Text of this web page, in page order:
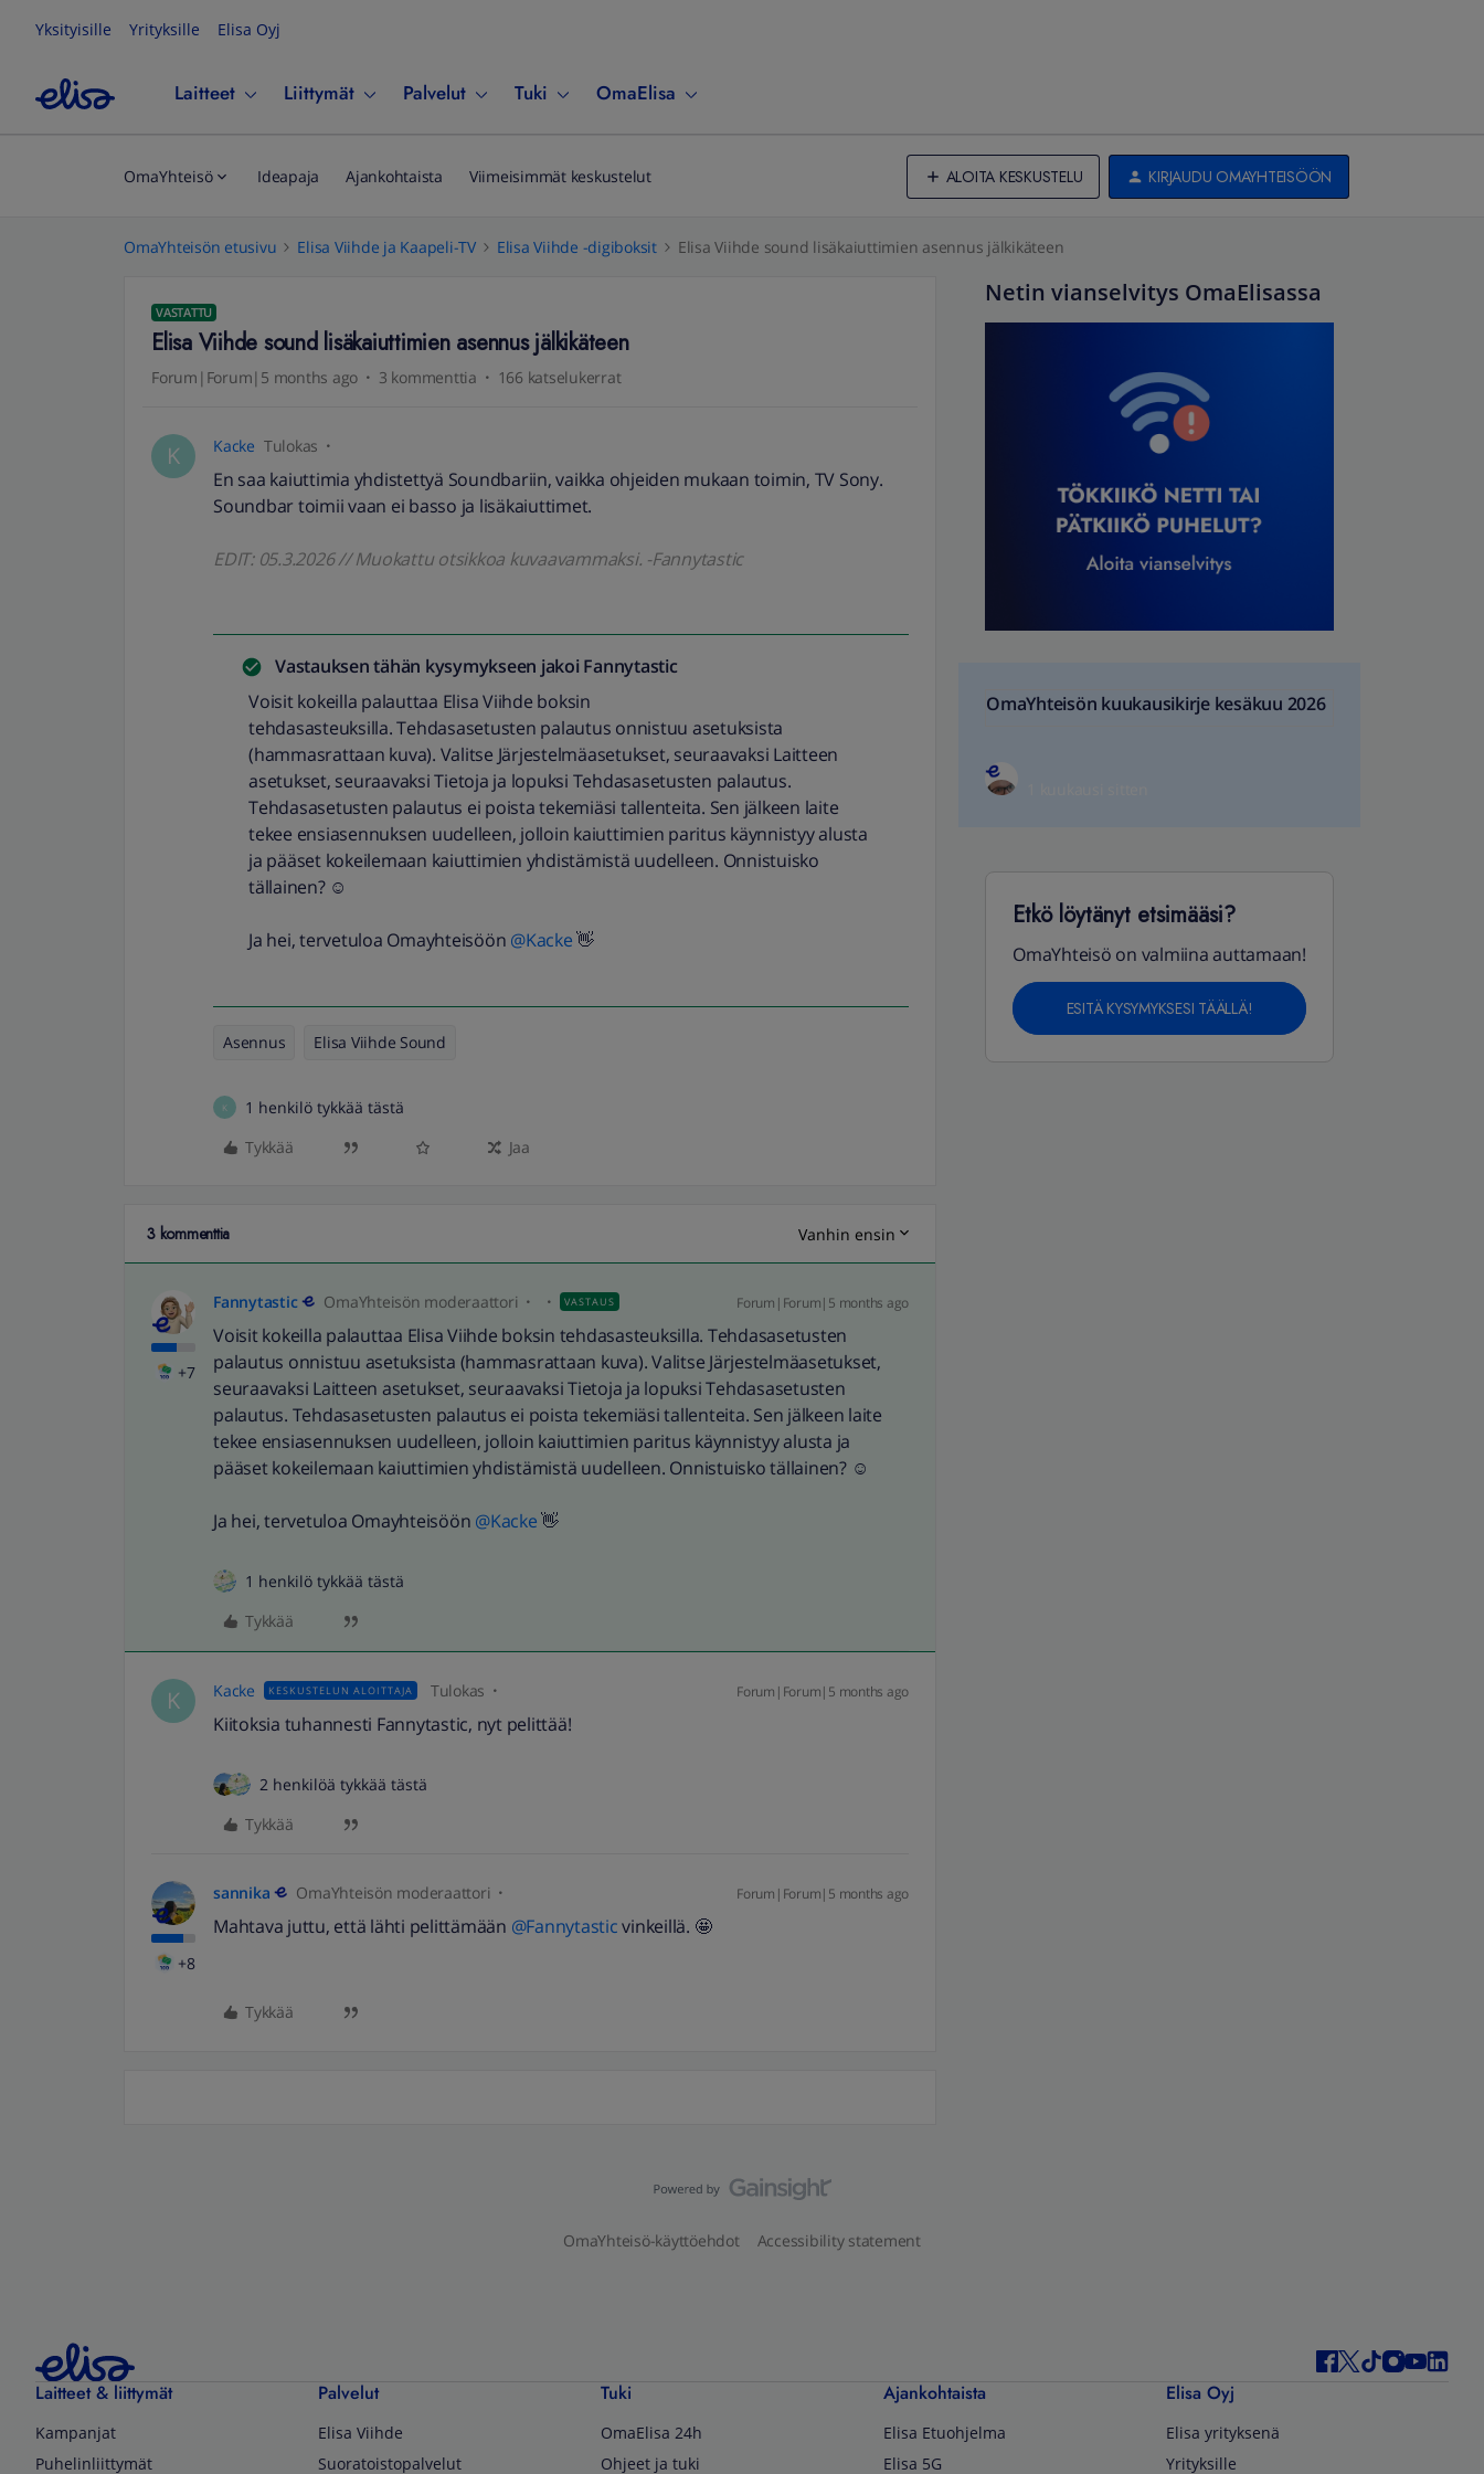
Yksityisille Yrityksille Elisa Oyj
Laitteet Liittymät Palvelut Tuki OmaElisa
OmaYhteisö Ideapaja Ajankohtaista Viimeisimmät keskustelut ALOITA KESKUSTELU KIRJAUDU OMAYHTEISÖÖN
OmaYhteisön etusivu Elisa Viihde ja Kaapeli-TV Elisa Viihde -digiboksit Elisa Viihde sound lisäkaiuttimien asennus jälkikäteen
VASTATTU
Elisa Viihde sound lisäkaiuttimien asennus jälkikäteen
Forum|Forum|5 months ago 3 kommenttia 166 katselukerrat
K Kacke Tulokas
En saa kaiuttimia yhdistettyä Soundbariin, vaikka ohjeiden mukaan toimin, TV Sony.
Soundbar toimii vaan ei basso ja lisäkaiuttimet.
EDIT: 05.3.2026 // Muokattu otsikkoa kuvaavammaksi. -Fannytastic
Vastauksen tähän kysymykseen jakoi Fannytastic
Voisit kokeilla palauttaa Elisa Viihde boksin
tehdasasteuksilla. Tehdasasetusten palautus onnistuu asetuksista
(hammasrattaan kuva). Valitse Järjestelmäasetukset, seuraavaksi Laitteen
asetukset, seuraavaksi Tietoja ja lopuksi Tehdasasetusten palautus.
Tehdasasetusten palautus ei poista tekemiäsi tallenteita. Sen jälkeen laite
tekee ensiasennuksen uudelleen, jolloin kaiuttimien paritus käynnistyy alusta
ja pääset kokeilemaan kaiuttimien yhdistämistä uudelleen. Onnistuisko
tällainen? ☺️
Ja hei, tervetuloa Omayhteisöön ​ @Kacke👋
Asennus Elisa Viihde Sound
K
1 henkilö tykkää tästä
Tykkää
Jaa
3 kommenttia Vanhin ensin
+7
Fannytastic OmaYhteisön moderaattori VASTAUS Forum|Forum|5 months ago
Voisit kokeilla palauttaa Elisa Viihde boksin tehdasasteuksilla. Tehdasasetusten
palautus onnistuu asetuksista (hammasrattaan kuva). Valitse Järjestelmäasetukset,
seuraavaksi Laitteen asetukset, seuraavaksi Tietoja ja lopuksi Tehdasasetusten
palautus. Tehdasasetusten palautus ei poista tekemiäsi tallenteita. Sen jälkeen laite
tekee ensiasennuksen uudelleen, jolloin kaiuttimien paritus käynnistyy alusta ja
pääset kokeilemaan kaiuttimien yhdistämistä uudelleen. Onnistuisko tällainen? ☺️
Ja hei, tervetuloa Omayhteisöön ​ @Kacke👋
1 henkilö tykkää tästä
Tykkää
K Kacke KESKUSTELUN ALOITTAJA Tulokas Forum|Forum|5 months ago
Kiitoksia tuhannesti Fannytastic, nyt pelittää!
2 henkilöä tykkää tästä
Tykkää
+8
sannika OmaYhteisön moderaattori Forum|Forum|5 months ago
Mahtava juttu, että lähti pelittämään ​ @Fannytasticvinkeillä. 🤩
Tykkää
Netin vianselvitys OmaElisassa
OmaYhteisön kuukausikirje kesäkuu 2026
Etkö löytänyt etsimääsi?
OmaYhteisö on valmiina auttamaan!
ESITÄ KYSYMYKSESI TÄÄLLÄ!
OmaYhteisö-käyttöehdot Accessibility statement
Laitteet & liittymät
Kampanjat
Puhelinliittymät
Palvelut
Elisa Viihde
Suoratoistopalvelut
Tuki
OmaElisa 24h
Ohjeet ja tuki
Ajankohtaista
Elisa Etuohjelma
Elisa 5G
Elisa Oyj
Elisa yrityksenä
Yrityksille